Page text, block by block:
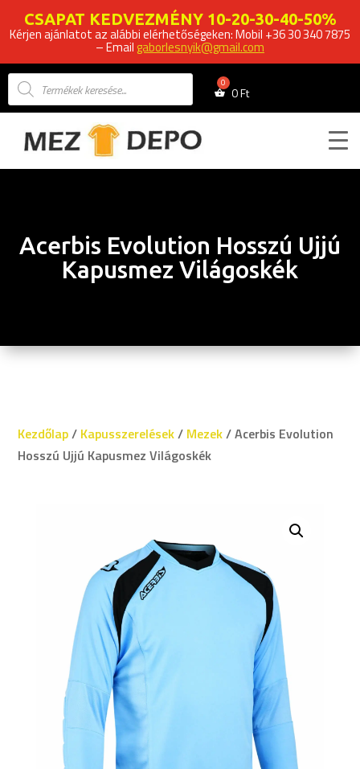
CSAPAT KEDVEZMÉNY 10-20-30-40-50%
Kérjen ajánlatot az alábbi elérhetőségeken: Mobil +36 30 340 7875
– Email gaborlesnyik@gmail.com
Products
search 0Ft
Acerbis Evolution Hosszú Ujjú
Kapusmez Világoskék
Kezdőlap/ Kapusszerelések/ Mezek/ Acerbis Evolution
Hosszú Ujjú Kapusmez Világoskék